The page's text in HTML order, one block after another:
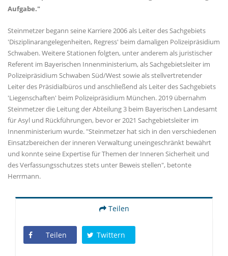
Aufgabe."
Steinmetzer begann seine Karriere 2006 als Leiter des Sachgebiets
'Disziplinarangelegenheiten, Regress' beim damaligen Polizeipräsidium
Schwaben. Weitere Stationen folgten, unter anderem als juristischer
Referent im Bayerischen Innenministerium, als Sachgebietsleiter im
Polizeipräsidium Schwaben Süd/West sowie als stellvertretender
Leiter des Präsidialbüros und anschließend als Leiter des Sachgebiets
'Liegenschaften' beim Polizeipräsidium München. 2019 übernahm
Steinmetzer die Leitung der Abteilung 3 beim Bayerischen Landesamt
für Asyl und Rückführungen, bevor er 2021 Sachgebietsleiter im
Innenministerium wurde. "Steinmetzer hat sich in den verschiedenen
Einsatzbereichen der inneren Verwaltung uneingeschränkt bewährt
und konnte seine Expertise für Themen der Inneren Sicherheit und
des Verfassungsschutzes stets unter Beweis stellen", betonte
Herrmann.
Teilen
Teilen Twittern